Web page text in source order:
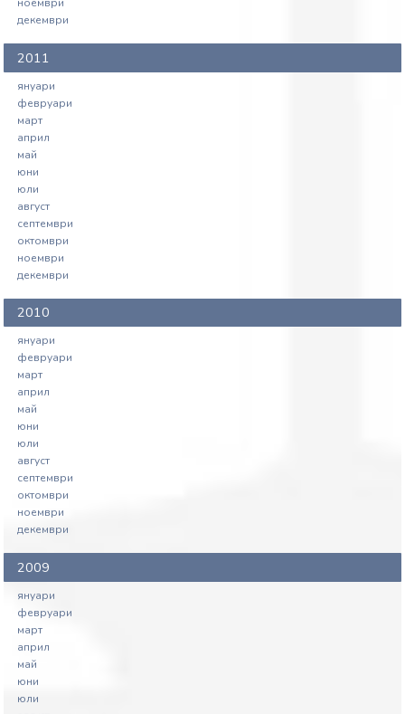
ноември
декември
2011
януари
февруари
март
април
май
юни
юли
август
септември
октомври
ноември
декември
2010
януари
февруари
март
април
май
юни
юли
август
септември
октомври
ноември
декември
2009
януари
февруари
март
април
май
юни
юли